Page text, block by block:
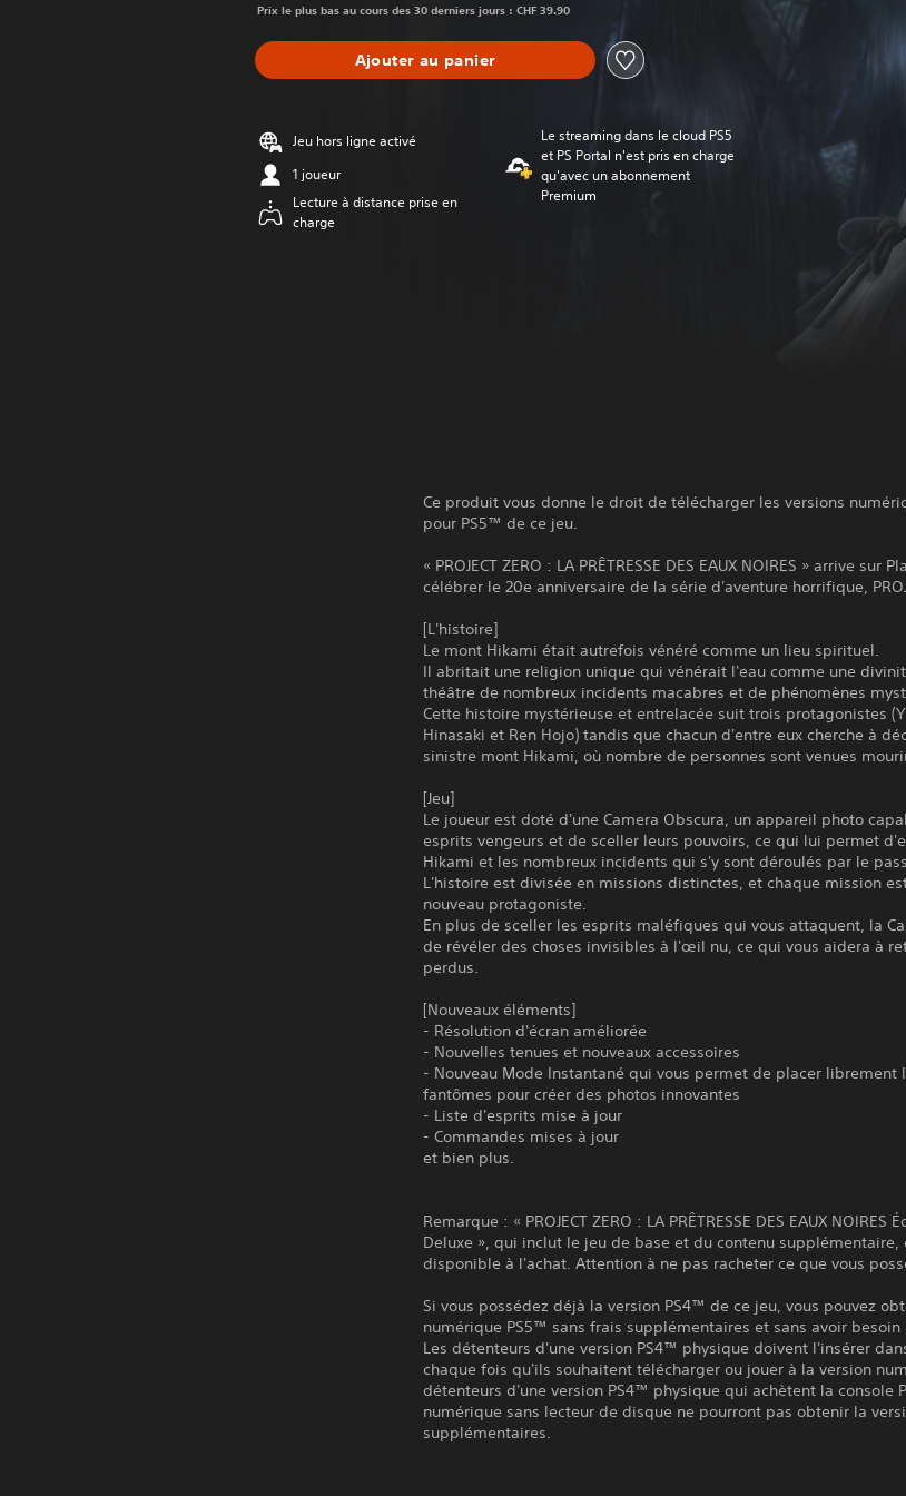
Prix le plus bas au cours des 30 derniers jours : CHF 39.90
Ajouter au panier
Jeu hors ligne activé
1 joueur
Lecture à distance prise en
charge
Le streaming dans le cloud PS5
et PS Portal n'est pris en charge
qu'avec un abonnement
Premium
Ce produit vous donne le droit de télécharger les versions
pour PS5™ de ce jeu.
« PROJECT ZERO : LA PRÊTRESSE DES EAUX NOIRES » arrive sur
célébrer le 20e anniversaire de la série d'aventure horrifique,
[L'histoire]
Le mont Hikami était autrefois vénéré comme un lieu spirituel.
Il abritait une religion unique qui vénérait l'eau comme une
théâtre de nombreux incidents macabres et de phénomènes
Cette histoire mystérieuse et entrelacée suit trois protagonistes
Hinasaki et Ren Hojo) tandis que chacun d'entre eux cherche à
sinistre mont Hikami, où nombre de personnes sont venues
[Jeu]
Le joueur est doté d'une Camera Obscura, un appareil photo
esprits vengeurs et de sceller leurs pouvoirs, ce qui lui permet
Hikami et les nombreux incidents qui s'y sont déroulés par le
L'histoire est divisée en missions distinctes, et chaque mission
nouveau protagoniste.
En plus de sceller les esprits maléfiques qui vous attaquent, la
de révéler des choses invisibles à l'œil nu, ce qui vous aidera à
perdus.
[Nouveaux éléments]
- Résolution d'écran améliorée
- Nouvelles tenues et nouveaux accessoires
- Nouveau Mode Instantané qui vous permet de placer librement
fantômes pour créer des photos innovantes
- Liste d'esprits mise à jour
- Commandes mises à jour
et bien plus.
Remarque : « PROJECT ZERO : LA PRÊTRESSE DES EAUX
Deluxe », qui inclut le jeu de base et du contenu
disponible à l'achat. Attention à ne pas racheter ce que vous
Si vous possédez déjà la version PS4™ de ce jeu, vous pouvez
numérique PS5™ sans frais supplémentaires et sans avoir
Les détenteurs d'une version PS4™ physique doivent l'insérer
chaque fois qu'ils souhaitent télécharger ou jouer à la version
détenteurs d'une version PS4™ physique qui achètent la console
numérique sans lecteur de disque ne pourront pas obtenir la
supplémentaires.